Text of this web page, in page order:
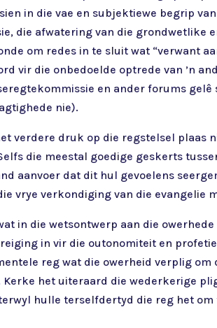
in die vae en subjektiewe begrip
die afwatering van die grondwetlike
om redes in te sluit wat “verwant
vir die onbedoelde optrede van ’n
en ander forums
nie).
verdere druk op die regstelsel plaas
die meestal goedige geskerts
aanvoer dat dit hul gevoelens
vrye verkondiging van die evangelie
in die wetsontwerp aan die
in vir die outonomiteit en
reg wat die owerheid verplig
Kerke het uiteraard die wederkerige
hulle terselfdertyd die reg het